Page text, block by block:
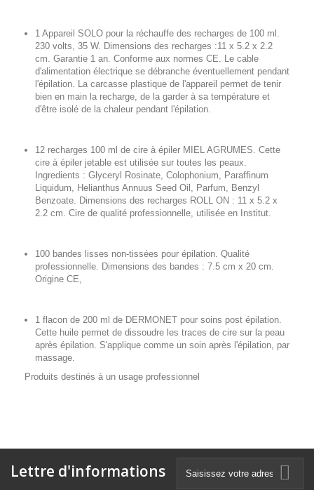
1 Appareil SOLO pour la réchauffe des recharges de 100 ml.
230 volts, 35 W. Dimensions des recharges :11 x 5.2 x 2.2
cm. Garantie 1 an. Conforme aux normes CE. Le cable
d'alimentation électrique se débranche éventuellement pendant
l'épilation. La carcasse plastique de l'appareil permet de tenir
bien en main la recharge, de la garder à sa température et
d'être isolé de la chaleur pendant l'épilation.
12 recharges 100 ml de cire à épiler MIEL AGRUMES. Cette
cire à épiler jetable est utilisée sur toutes les peaux.
Ingredients : Glyceryl Rosinate, Colophonium, Paraffinum
Liquidum, Helianthus Annuus Seed Oil, Parfum, Benzyl
Benzoate. Dimensions des recharges ROLL ON : 11 x 5.2 x
2.2 cm. Cire de qualité professionnelle, utilisée en Institut.
100 bandes lisses non-tissées pour épilation. Qualité
professionnelle. Dimensions des bandes : 7.5 cm x 20 cm.
Origine CE,
1 flacon de 200 ml de DERMONET pour soins post épilation.
Cette huile permet de dissoudre les traces de cire sur la peau
après épilation. S'applique comme un soin après l'épilation, par
massage.
Produits destinés à un usage professionnel
Lettre d'informations